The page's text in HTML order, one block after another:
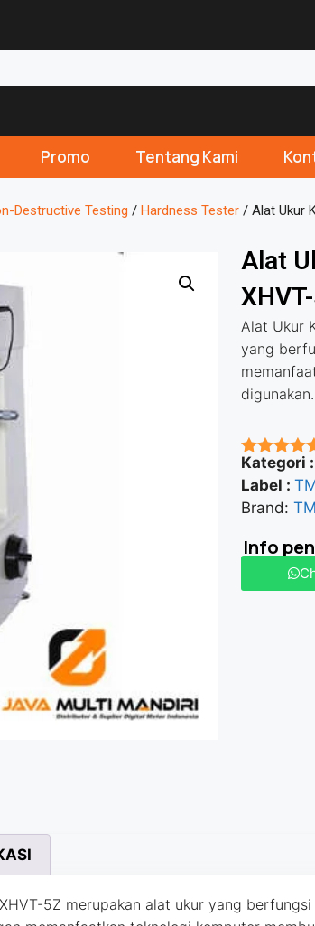
Promo Tentang Kami
Destructive Testing / Hardness Tester / Alat Ukur
Alat
Alat Ukur
yang
digunakan.
★★★★★
Kategori :
Label :
Brand:
Info
5Z merupakan alat ukur yang berfungsi